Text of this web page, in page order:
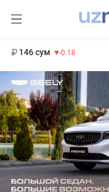
146 сум -0.18